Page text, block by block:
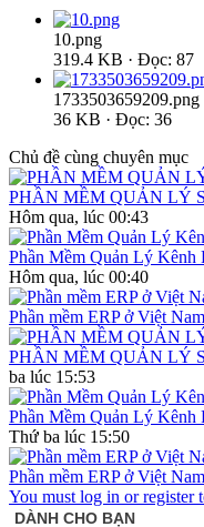
10.png
319.4 KB · Đọc: 87
1733503659209.png
36 KB · Đọc: 36
Chủ đề cùng chuyên mục
PHẦN MỀM QUẢN LÝ
Hôm qua, lúc 00:43
Phần Mềm Quản Lý Kênh
Hôm qua, lúc 00:40
Phần mềm ERP ở Việt Nam
PHẦN MỀM QUẢN LÝ
ba lúc 15:53
Phần Mềm Quản Lý Kênh
Thứ ba lúc 15:50
Phần mềm ERP ở Việt Nam
You must log in or register